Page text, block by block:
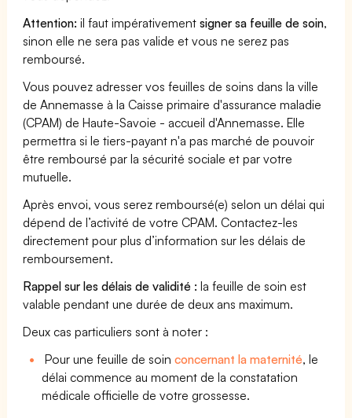
Attention: il faut impérativementsigner sa feuille de soin,
sinon elle ne sera pas valide et vous ne serez pas
remboursé.
Vous pouvez adresser vos feuilles de soins dans la ville
de Annemasse à la Caisse primaire d'assurance maladie
(CPAM) de Haute-Savoie - accueil d'Annemasse. Elle
permettra si le tiers-payant n'a pas marché de pouvoir
être remboursé par la sécurité sociale et par votre
mutuelle.
Après envoi, vous serez remboursé(e) selon un délai qui
dépend de l’activité de votre CPAM. Contactez-les
directement pour plus d’information sur les délais de
remboursement.
Rappel sur les délais de validité : la feuille de soin est
valable pendant une durée de deux ans maximum.
Deux cas particuliers sont à noter :
Pour une feuille de soinconcernant la maternité, le
délai commence au moment de la constatation
médicale officielle de votre grossesse.